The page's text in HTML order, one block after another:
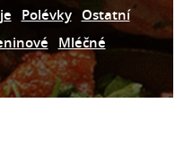
Polévky Ostatní
Mléčné